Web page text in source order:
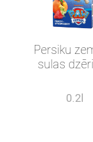
Persiku
sulas
0.2l